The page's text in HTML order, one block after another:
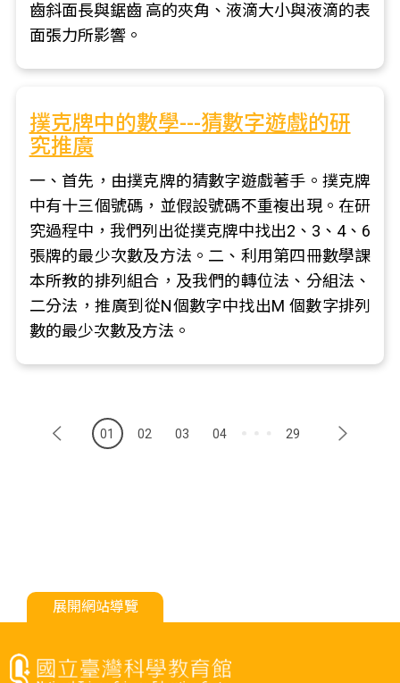
齒斜面長與鋸齒 高的夾角、液滴大小與液滴的表
面張力所影響。
撲克牌中的數學---猜數字遊戲的研
究推廣
一、首先，由撲克牌的猜數字遊戲著手。撲克牌
中有十三個號碼，並假設號碼不重複出現。在研
究過程中，我們列出從撲克牌中找出2、3、4、6
張牌的最少次數及方法。二、利用第四冊數學課
本所教的排列組合，及我們的轉位法、分組法、
二分法，推廣到從N個數字中找出M 個數字排列
數的最少次數及方法。
01 02 03 04 29
展開網站導覽